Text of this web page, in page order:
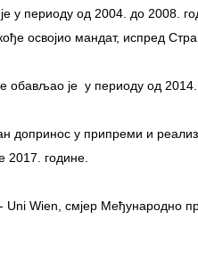
у периоду од 2004. до 2008.
освојио мандат, испред
обављао је у периоду од
у припреми и
2017. године.
Uni Wien, смјер Међународно